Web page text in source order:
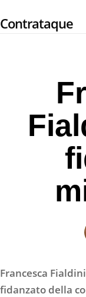
to
Contrataque
Francesca
fidanzato della